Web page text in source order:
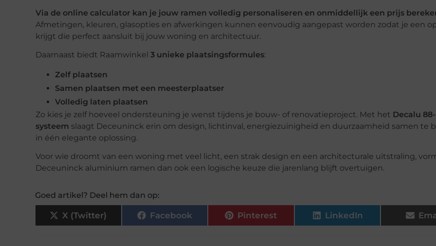
Via de online calculator kan je jouw ramen volledig personaliseren en onmiddellijk een prijs
Afmetingen, kleuren, glasopties en afwerkingen kunnen eenvoudig aangepast worden zodat je een
krijgt die perfect aansluit bij jouw woning en architectuur.
Daarnaast biedt Raamwinkel 3 unieke plaatsingsformules:
Zelf plaatsen
Samen plaatsen met een meesterplaatser
Volledig laten plaatsen
Zo kies je zelf hoeveel ondersteuning je wenst tijdens je bouw- of renovatieproject. Met het Decalu 88-
systeem slaagt Deceuninck erin om design, lichtinval, energiezuinigheid en duurzaamheid samen te
in één elegante oplossing.
Voor wie droomt van een woning met veel licht, een strak design en een architecturale uitstraling,
Deceuninck aluminium ramen dan ook een logische keuze die jarenlang blijft overtuigen.
Goed artikel? Deel hem dan op:
X (Twitter) Facebook Pinterest LinkedIn